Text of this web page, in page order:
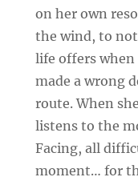
on her own
the wind, to
life offers when
made a wrong
route. When
listens to the
Facing, all
moment… for